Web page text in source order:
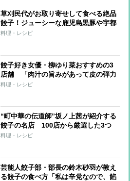
草刈民代がお取り寄せして食べる絶品
餃子！ジューシーな鹿児島黒豚や宇都
宮の老舗など3店舗をチェック
料理・レシピ
餃子好き女優・柳ゆり菜おすすめの3
店舗 「肉汁の旨みがあって皮の弾力
もすごい」中国由来の「蒸し餃子」も
料理・レシピ
“町中華の伝道師”坂ノ上茜が紹介する
餃子の名店 100店から厳選した3つ
は？
料理・レシピ
芸能人餃子部・部長の鈴木砂羽が教え
る餃子の食べ方「私は辛党なので、餡